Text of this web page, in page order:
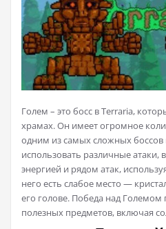
Голем – это босс в Terraria,
храмах. Он имеет огромное
одним из самых сложных
использовать различные атаки,
энергией и рядом атак,
него есть слабое место —
его голове. Победа над Големом
полезных предметов, включая